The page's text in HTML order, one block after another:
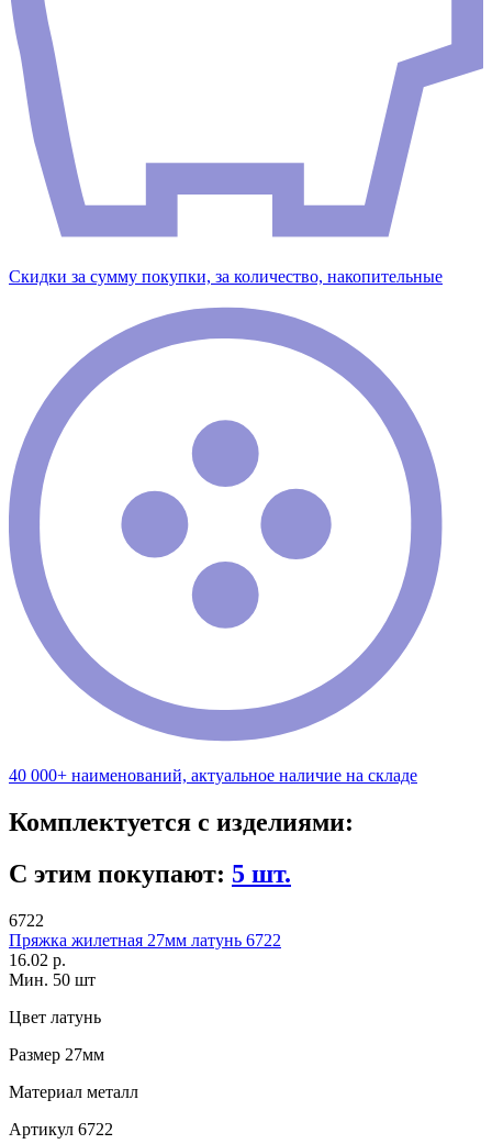
Скидки за сумму покупки, за количество, накопительные
40 000+ наименований, актуальное наличие на складе
Комплектуется с изделиями:
С этим покупают: 5 шт.
6722
Пряжка жилетная 27мм латунь 6722
16.02 р.
Мин. 50 шт
Цвет латунь
Размер 27мм
Материал металл
Артикул 6722